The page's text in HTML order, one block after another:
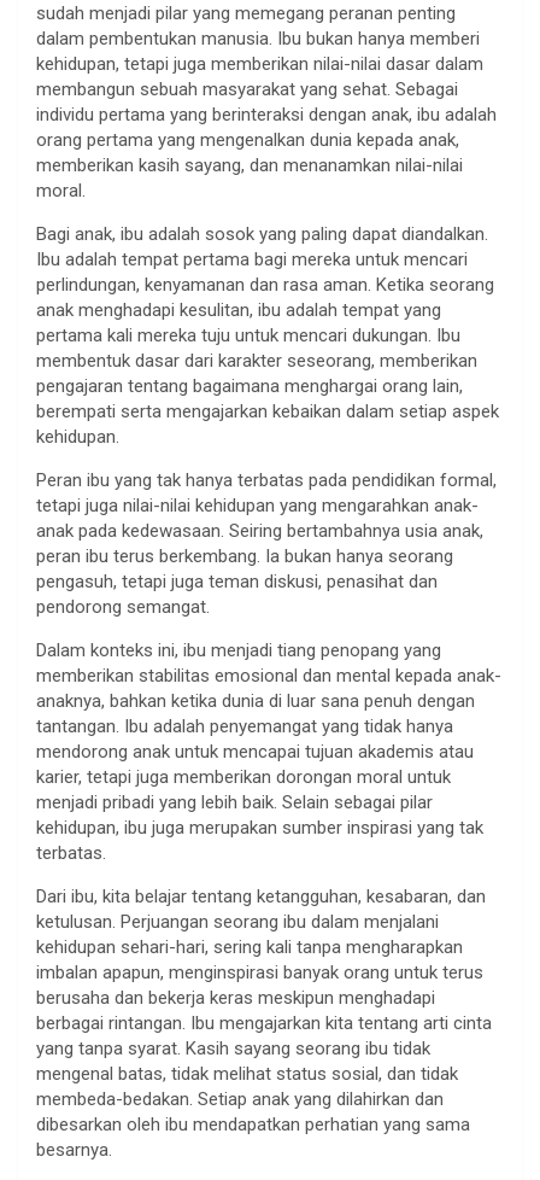
sudah menjadi pilar yang memegang peranan penting
dalam pembentukan manusia. Ibu bukan hanya memberi
kehidupan, tetapi juga memberikan nilai-nilai dasar dalam
membangun sebuah masyarakat yang sehat. Sebagai
individu pertama yang berinteraksi dengan anak, ibu adalah
orang pertama yang mengenalkan dunia kepada anak,
memberikan kasih sayang, dan menanamkan nilai-nilai
moral.
Bagi anak, ibu adalah sosok yang paling dapat diandalkan.
Ibu adalah tempat pertama bagi mereka untuk mencari
perlindungan, kenyamanan dan rasa aman. Ketika seorang
anak menghadapi kesulitan, ibu adalah tempat yang
pertama kali mereka tuju untuk mencari dukungan. Ibu
membentuk dasar dari karakter seseorang, memberikan
pengajaran tentang bagaimana menghargai orang lain,
berempati serta mengajarkan kebaikan dalam setiap aspek
kehidupan.
Peran ibu yang tak hanya terbatas pada pendidikan formal,
tetapi juga nilai-nilai kehidupan yang mengarahkan anak-
anak pada kedewasaan. Seiring bertambahnya usia anak,
peran ibu terus berkembang. Ia bukan hanya seorang
pengasuh, tetapi juga teman diskusi, penasihat dan
pendorong semangat.
Dalam konteks ini, ibu menjadi tiang penopang yang
memberikan stabilitas emosional dan mental kepada anak-
anaknya, bahkan ketika dunia di luar sana penuh dengan
tantangan. Ibu adalah penyemangat yang tidak hanya
mendorong anak untuk mencapai tujuan akademis atau
karier, tetapi juga memberikan dorongan moral untuk
menjadi pribadi yang lebih baik. Selain sebagai pilar
kehidupan, ibu juga merupakan sumber inspirasi yang tak
terbatas.
Dari ibu, kita belajar tentang ketangguhan, kesabaran, dan
ketulusan. Perjuangan seorang ibu dalam menjalani
kehidupan sehari-hari, sering kali tanpa mengharapkan
imbalan apapun, menginspirasi banyak orang untuk terus
berusaha dan bekerja keras meskipun menghadapi
berbagai rintangan. Ibu mengajarkan kita tentang arti cinta
yang tanpa syarat. Kasih sayang seorang ibu tidak
mengenal batas, tidak melihat status sosial, dan tidak
membeda-bedakan. Setiap anak yang dilahirkan dan
dibesarkan oleh ibu mendapatkan perhatian yang sama
besarnya.